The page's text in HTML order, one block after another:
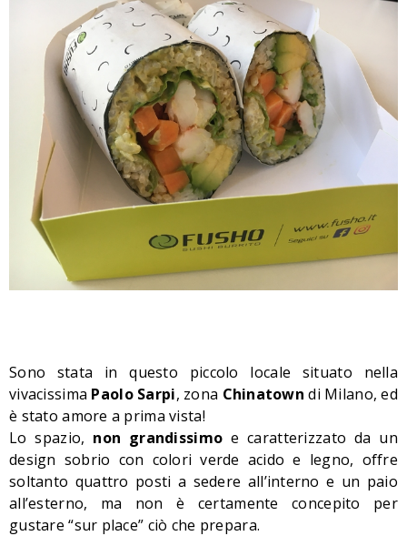
Sono stata in questo piccolo locale situato nella
vivacissima Paolo Sarpi, zona Chinatown di Milano, ed
è stato amore a prima vista!
Lo spazio, non grandissimo e caratterizzato da un
design sobrio con colori verde acido e legno, offre
soltanto quattro posti a sedere all’interno e un paio
all’esterno, ma non è certamente concepito per
gustare “sur place” ciò che prepara.